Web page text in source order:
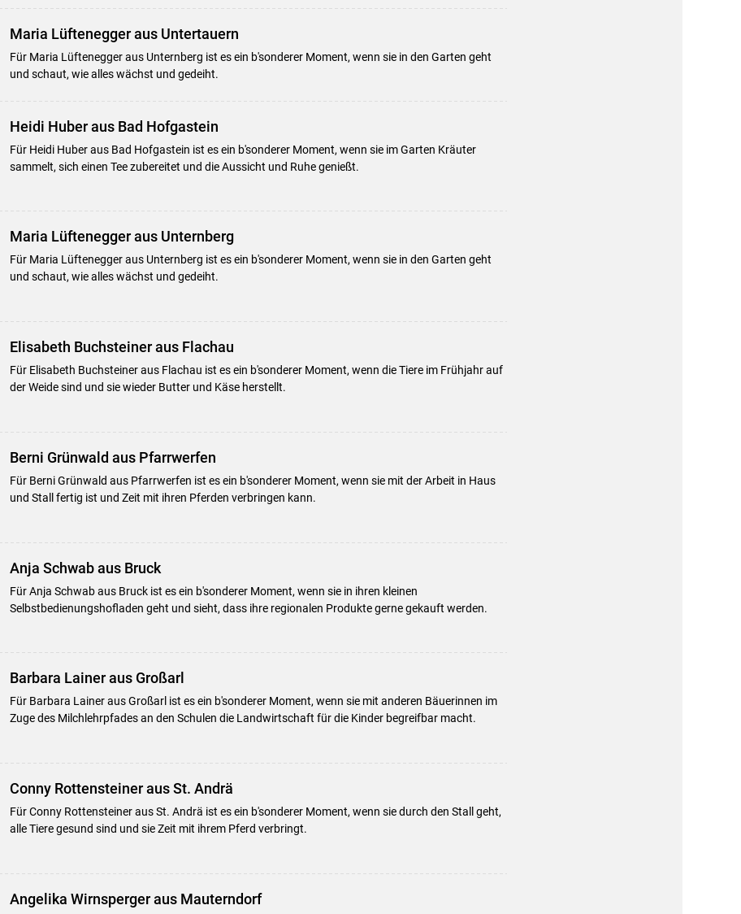
Maria Lüftenegger aus Untertauern
Für Maria Lüftenegger aus Unternberg ist es ein b'sonderer Moment, wenn sie in den Garten geht
und schaut, wie alles wächst und gedeiht.
Heidi Huber aus Bad Hofgastein
Für Heidi Huber aus Bad Hofgastein ist es ein b'sonderer Moment, wenn sie im Garten Kräuter
sammelt, sich einen Tee zubereitet und die Aussicht und Ruhe genießt.
Maria Lüftenegger aus Unternberg
Für Maria Lüftenegger aus Unternberg ist es ein b'sonderer Moment, wenn sie in den Garten geht
und schaut, wie alles wächst und gedeiht.
Elisabeth Buchsteiner aus Flachau
Für Elisabeth Buchsteiner aus Flachau ist es ein b'sonderer Moment, wenn die Tiere im Frühjahr auf
der Weide sind und sie wieder Butter und Käse herstellt.
Berni Grünwald aus Pfarrwerfen
Für Berni Grünwald aus Pfarrwerfen ist es ein b'sonderer Moment, wenn sie mit der Arbeit in Haus
und Stall fertig ist und Zeit mit ihren Pferden verbringen kann.
Anja Schwab aus Bruck
Für Anja Schwab aus Bruck ist es ein b'sonderer Moment, wenn sie in ihren kleinen
Selbstbedienungshofladen geht und sieht, dass ihre regionalen Produkte gerne gekauft werden.
Barbara Lainer aus Großarl
Für Barbara Lainer aus Großarl ist es ein b'sonderer Moment, wenn sie mit anderen Bäuerinnen im
Zuge des Milchlehrpfades an den Schulen die Landwirtschaft für die Kinder begreifbar macht.
Conny Rottensteiner aus St. Andrä
Für Conny Rottensteiner aus St. Andrä ist es ein b'sonderer Moment, wenn sie durch den Stall geht,
alle Tiere gesund sind und sie Zeit mit ihrem Pferd verbringt.
Angelika Wirnsperger aus Mauterndorf